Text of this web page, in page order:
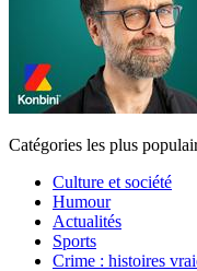
Catégories les plus
Culture et société
Humour
Actualités
Sports
Crime : histoires